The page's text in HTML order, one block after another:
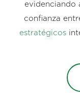
evidenciando
confianza
estratégicos